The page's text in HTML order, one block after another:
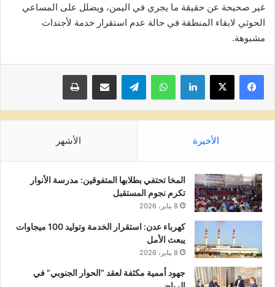
غير صحيحة عن حقيقة ما يجري في اليمن، ويضلل على المساعي
الحوثي لابقاء المنطقة في حالة عدم استقرار خدمة لأجندات
مشبوهة.
لينكدإن واتساب تيلقرام مشاركة عبر البريد طباعة
الأخيرة الأشهر
المخا تحتفي بطلابها المتفوقين: مدرسة الأنوار
تكرم نجوم المستقبل
8 يناير، 2026
كهرباء عدن: استقرار الخدمة وتوليد 100 ميجاوات
يبعث الأمل
8 يناير، 2026
جهود أممية مكثفة لعقد “الحوار الجنوبي” في